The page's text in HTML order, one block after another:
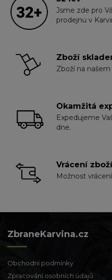
Jsme zde pro
prodejnu v
Zboží
Zboží na
Okamžitá
Expedujeme
dne.
Vrácení zboží
Možnost
ZbraneKarvina.cz
Obchodní podmínky
Zpracování osobních údajů